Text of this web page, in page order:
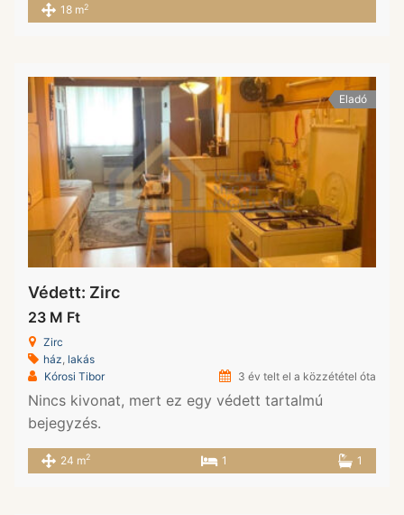
18 m2
Eladó
Védett: Zirc
23 M Ft
Zirc
ház lakás
Kórosi Tibor
3 év telt el a közzététel óta
Nincs kivonat, mert ez egy védett tartalmú
bejegyzés.
24 m2 1 1